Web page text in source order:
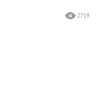
2719